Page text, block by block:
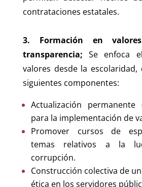
contrataciones estatales.
3. Formación en
transparencia;Se enfoca
valores desde la
siguientes componentes:
Actualización
para la implementación de
Promover cursos de
temas relativos a la
corrupción.
Construcción colectiva de
ética en los servidores